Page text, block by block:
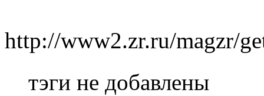
http://www2.zr.ru/magzr/
тэги не добавлены